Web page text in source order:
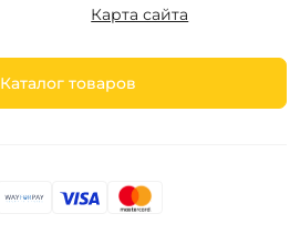
Карта сайта
Каталог товаров